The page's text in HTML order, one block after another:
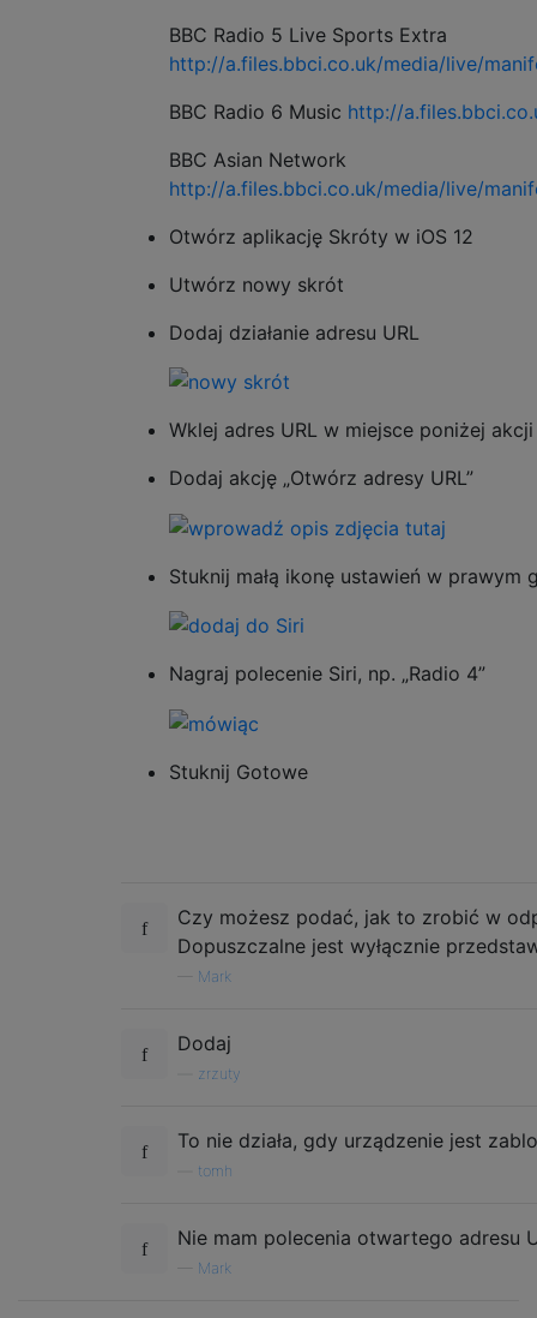
BBC Radio 5 Live Sports Extra
http://a.files.bbci.co.uk/media/live/
BBC Radio 6 Music http://
BBC Asian Network
http://a.files.bbci.co.uk/media/live/
Otwórz aplikację Skróty w iOS 12
Utwórz nowy skrót
Dodaj działanie adresu URL
Wklej adres URL w miejsce poniżej akcji
Dodaj akcję „Otwórz adresy URL”
Stuknij małą ikonę ustawień w
Nagraj polecenie Siri, np. „Radio 4”
Stuknij Gotowe
Czy możesz podać, jak to zrobić w
Dopuszczalne jest wyłącznie
Mark
Dodaj
zrzuty
To nie działa, gdy urządzenie jest
tomh
Nie mam polecenia otwartego adresu
Mark